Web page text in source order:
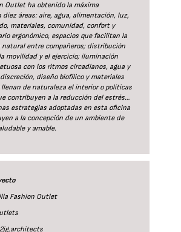
Outlet ha obtenido la máxima
diez áreas: aire, agua, alimentación, luz,
materiales, comunidad, confort y
ergonómico, espacios que facilitan la
natural entre compañeros; distribución
movilidad y el ejercicio; iluminación
con los ritmos circadianos, agua y
diseño biofílico y materiales
llenan de naturaleza el interior o políticas
contribuyen a la reducción del estrés…
estrategias adoptadas en esta oficina
a la concepción de un ambiente de
y amable.
Fashion Outlet